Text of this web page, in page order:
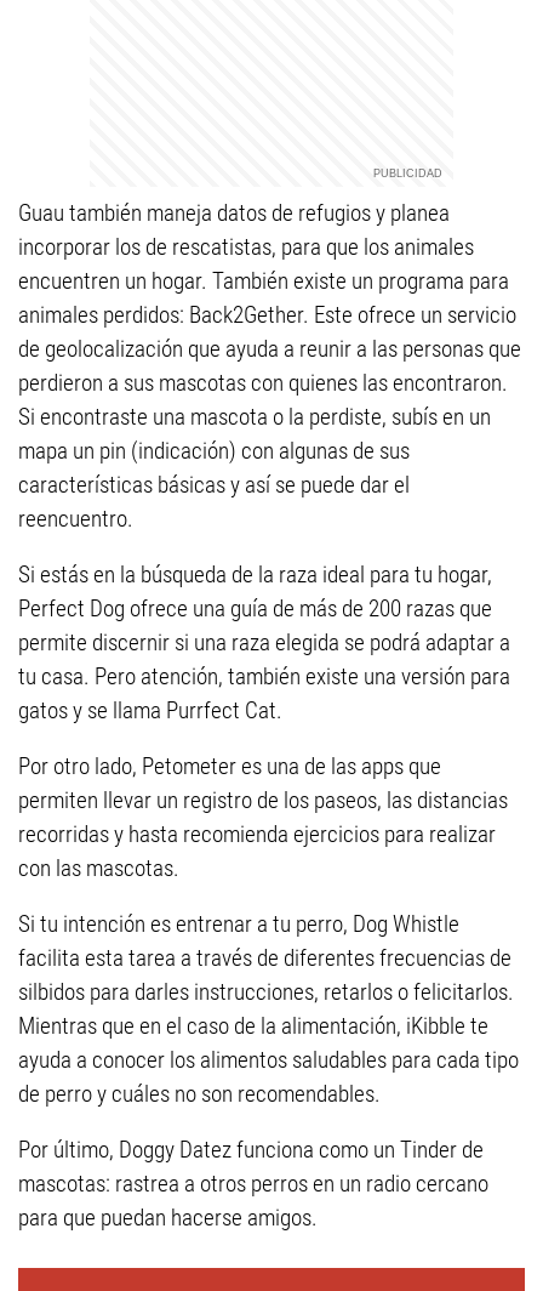
Guau también maneja datos de refugios y planea
incorporar los de rescatistas, para que los animales
encuentren un hogar. También existe un programa para
animales perdidos: Back2Gether. Este ofrece un servicio
de geolocalización que ayuda a reunir a las personas que
perdieron a sus mascotas con quienes las encontraron.
Si encontraste una mascota o la perdiste, subís en un
mapa un pin (indicación) con algunas de sus
características básicas y así se puede dar el
reencuentro.
Si estás en la búsqueda de la raza ideal para tu hogar,
Perfect Dog ofrece una guía de más de 200 razas que
permite discernir si una raza elegida se podrá adaptar a
tu casa. Pero atención, también existe una versión para
gatos y se llama Purrfect Cat.
Por otro lado, Petometer es una de las apps que
permiten llevar un registro de los paseos, las distancias
recorridas y hasta recomienda ejercicios para realizar
con las mascotas.
Si tu intención es entrenar a tu perro, Dog Whistle
facilita esta tarea a través de diferentes frecuencias de
silbidos para darles instrucciones, retarlos o felicitarlos.
Mientras que en el caso de la alimentación, iKibble te
ayuda a conocer los alimentos saludables para cada tipo
de perro y cuáles no son recomendables.
Por último, Doggy Datez funciona como un Tinder de
mascotas: rastrea a otros perros en un radio cercano
para que puedan hacerse amigos.